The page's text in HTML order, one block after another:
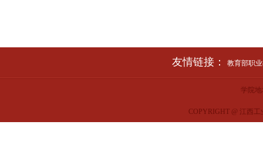
友情链接： 教育部职
学院
COPYRIGHT @ 江西工